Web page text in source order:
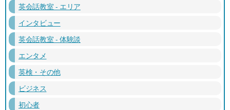
英会話教室 - エリア
インタビュー
英会話教室 - 体験談
エンタメ
英検・その他
ビジネス
初心者